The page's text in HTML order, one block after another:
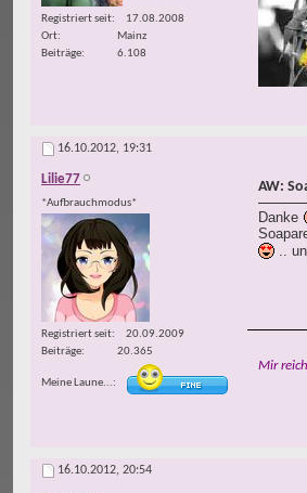
Registriert seit
17.08.2008
Ort
Mainz
Beiträge
6.108
16.10.2012, 19:31
Lilie77
*Aufbrauchmodus*
Registriert seit
20.09.2009
Beiträge
20.365
Meine Laune...
AW:
Danke
..
Mir
16.10.2012, 20:54